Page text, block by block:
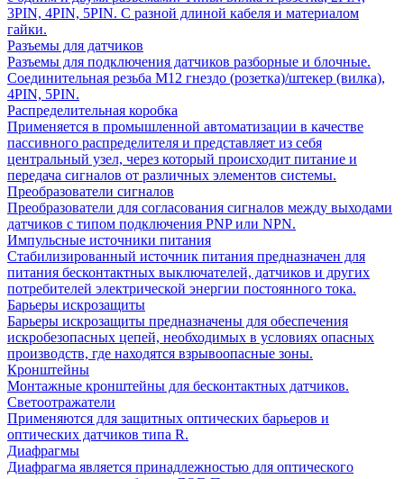
3PIN, 4PIN, 5PIN. С разной длиной кабеля и материалом
гайки.
Разъемы для датчиков
Разъемы для подключения датчиков разборные и блочные.
Соединительная резьба М12 гнездо (розетка)/штекер (вилка),
4PIN, 5PIN.
Распределительная коробка
Применяется в промышленной автоматизации в качестве
пассивного распределителя и представляет из себя
центральный узел, через который происходит питание и
передача сигналов от различных элементов системы.
Преобразователи сигналов
Преобразователи для согласования сигналов между выходами
датчиков с типом подключения PNP или NPN.
Импульсные источники питания
Стабилизированный источник питания предназначен для
питания бесконтактных выключателей, датчиков и других
потребителей электрической энергии постоянного тока.
Барьеры искрозащиты
Барьеры искрозащиты предназначены для обеспечения
искробезопасных цепей, необходимых в условиях опасных
производств, где находятся взрывоопасные зоны.
Кронштейны
Монтажные кронштейны для бесконтактных датчиков.
Светоотражатели
Применяются для защитных оптических барьеров и
оптических датчиков типа R.
Диафрагмы
Диафрагма является принадлежностью для оптического